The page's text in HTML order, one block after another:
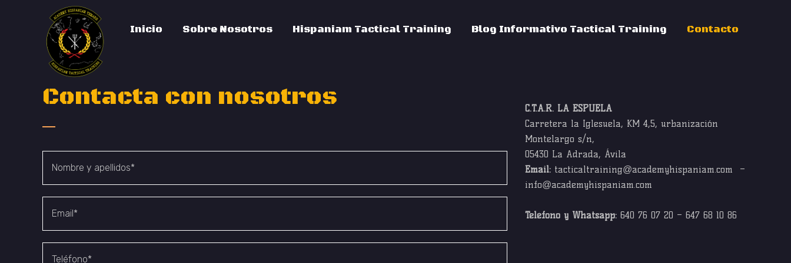
Inicio Sobre Nosotros Hispaniam Tactical Training Blog Informativo Tactical Training Contacto
Contacta con nosotros
C.T.A.R. LA ESPUELA
Carretera la Iglesuela, KM 4,5, urbanización
Montelargo s/n,
05430 La Adrada, Ávila
Email: tacticaltraining@academyhispaniam.com –
info@academyhispaniam.com
Teléfono y Whatsapp: 640 76 07 20 – 647 68 10 86